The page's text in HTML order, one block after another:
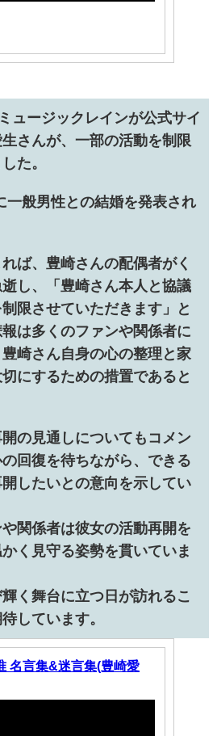
ュージックレインが公式サイ
さんが、一部の活動を制限
た。
一般男性との結婚を発表され
ば、豊崎さんの配偶者がく
し、「豊崎さん本人と協議
限させていただきます」と
は多くのファンや関係者に
崎さん自身の心の整理と家
にするための措置であると
の見通しについてもコメン
の回復を待ちながら、できる
したいとの意向を示してい
関係者は彼女の活動再開を
く見守る姿勢を貫いていま
く舞台に立つ日が訪れるこ
しています。
名言集&迷言集(豊崎愛